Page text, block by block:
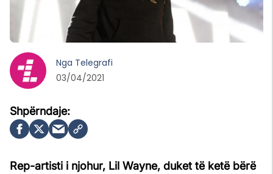
Rep-artisti i njohur, Lil Wayne, duket të ketë bërë
Nga Telegrafi
03/04/2021